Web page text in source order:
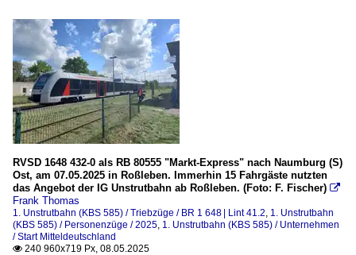
RVSD 1648 432-0 als RB 80555 "Markt-Express" nach Naumburg (S)
Ost, am 07.05.2025 in Roßleben. Immerhin 15 Fahrgäste nutzten
das Angebot der IG Unstrutbahn ab Roßleben. (Foto: F. Fischer) 
Frank Thomas
1. Unstrutbahn (KBS 585) / Triebzüge / BR 1 648 | Lint 41.2 1. Unstrutbahn
(KBS 585) / Personenzüge / 2025 1. Unstrutbahn (KBS 585) / Unternehmen
/ Start Mitteldeutschland
 240 960x719 Px, 08.05.2025